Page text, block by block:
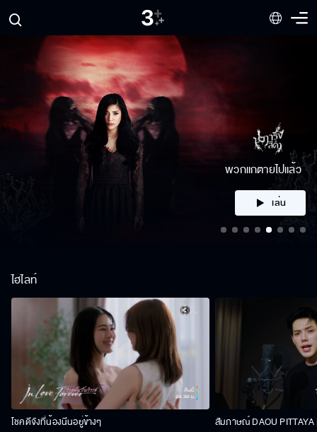
คลิก
ไฮไลท์
โชคดีจังที่น้องนีนอยู่ข้างๆ สัมภาษณ์ DAOU PITTAYA